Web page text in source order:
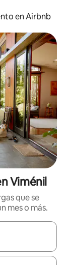
en Airbnb
Viménil
que se
mes o más.
con las